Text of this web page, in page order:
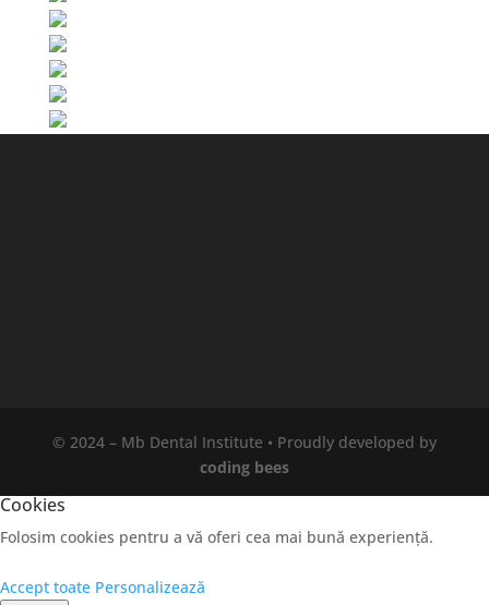
© 2024 – Mb Dental Institute • Proudly developed by
coding bees
Cookies
Folosim cookies pentru a vă oferi cea mai bună experiență.
Accept toate Personalizează